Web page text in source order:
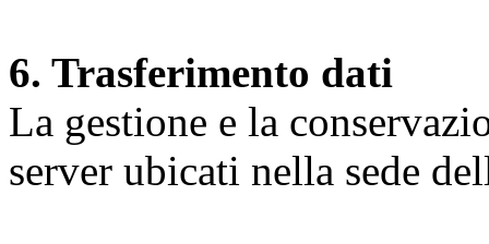
6. Trasferimento dati
La gestione e la
server ubicati nella sede